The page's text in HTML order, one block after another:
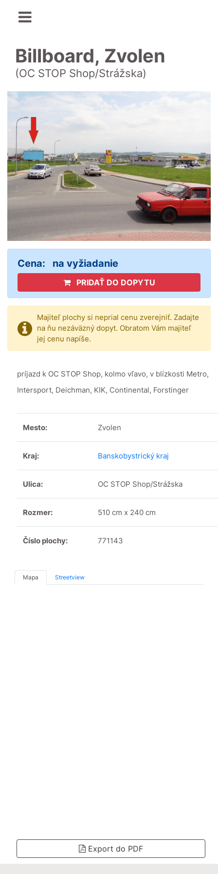
Billboard, Zvolen
(OC STOP Shop/Strážska)
Cena: na vyžiadanie
PRIDAŤ DO DOPYTU
Majiteľ plochy si neprial cenu zverejniť. Zadajte
na ňu nezáväzný dopyt. Obratom Vám majiteľ
jej cenu napíše.
príjazd k OC STOP Shop, kolmo vľavo, v blízkosti Metro,
Intersport, Deichman, KIK, Continental, Forstinger
Mesto: Zvolen
Kraj: Banskobystrický kraj
Ulica: OC STOP Shop/Strážska
Rozmer: 510 cm x 240 cm
Číslo plochy: 771143
Mapa Streetview
Export do PDF